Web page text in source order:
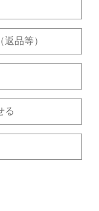
品等）
る